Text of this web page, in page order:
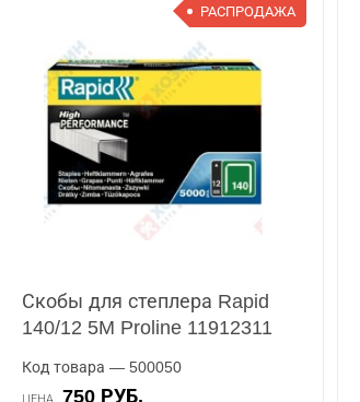
РАСПРОДАЖА
Скобы для степлера Rapid
140/12 5M Proline 11912311
Код товара — 500050
ЦЕНА 750 РУБ.